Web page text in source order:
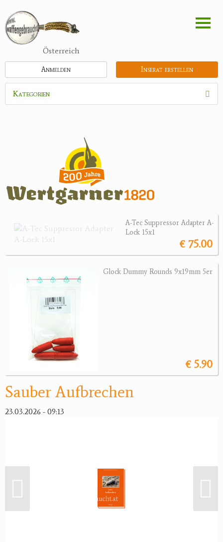
zum
Inhalt
Österreich
Inserat erstellen
Anmelden
Kategorien
Zubehör
Jagdreviere
Geschenke
Reviereinrichtungen
A-Tec Suppressor Adapter A-
Lock 15x1
€ 75.00
Glock Dummy Rounds 9x19mm 5er
€ 5.90
Sauber Aufbrechen
23.03.2026 - 09:13